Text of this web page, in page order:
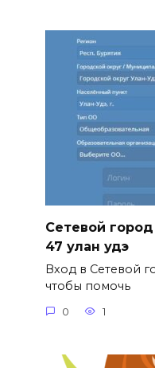
Сетевой
47 улан удэ
Вход в Сетевой
чтобы помочь
0 1